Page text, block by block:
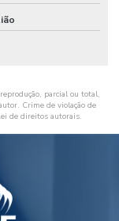
parcial ou total,
Crime de violação de
de direitos autorais.